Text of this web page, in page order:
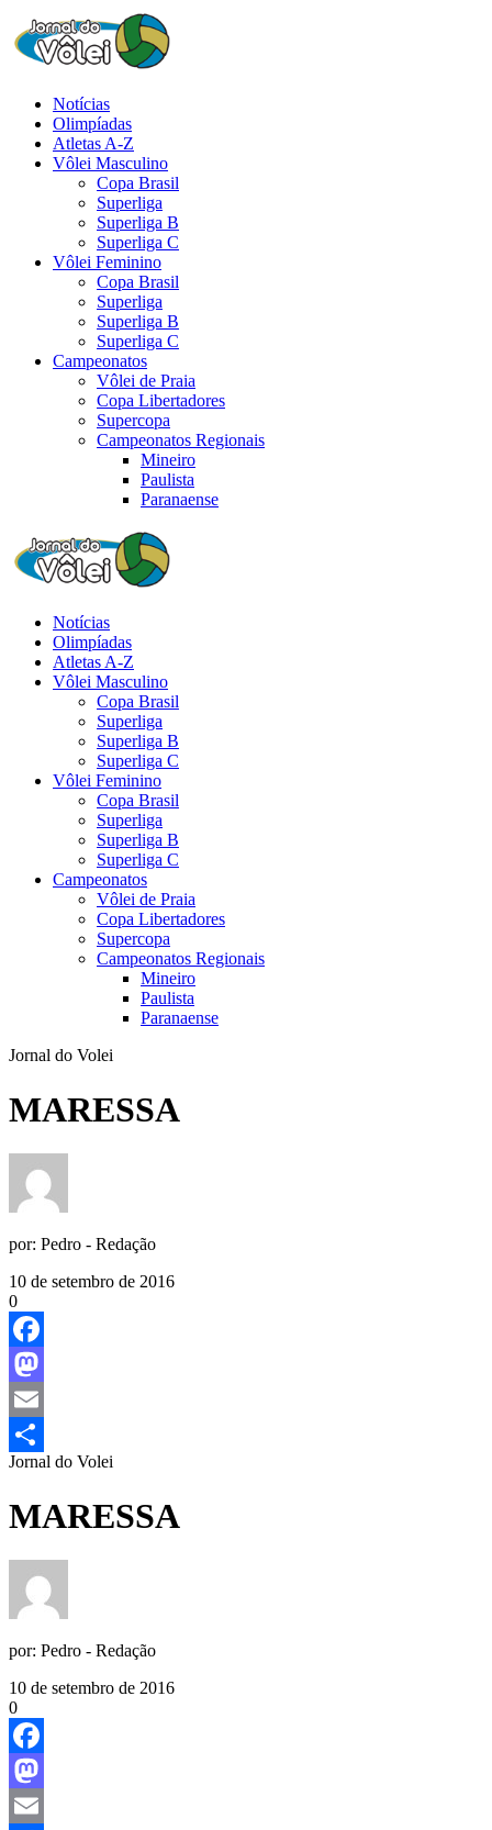
Notícias
Olimpíadas
Atletas A-Z
Vôlei Masculino
Copa Brasil
Superliga
Superliga B
Superliga C
Vôlei Feminino
Copa Brasil
Superliga
Superliga B
Superliga C
Campeonatos
Vôlei de Praia
Copa Libertadores
Supercopa
Campeonatos Regionais
Mineiro
Paulista
Paranaense
Notícias
Olimpíadas
Atletas A-Z
Vôlei Masculino
Copa Brasil
Superliga
Superliga B
Superliga C
Vôlei Feminino
Copa Brasil
Superliga
Superliga B
Superliga C
Campeonatos
Vôlei de Praia
Copa Libertadores
Supercopa
Campeonatos Regionais
Mineiro
Paulista
Paranaense
Jornal do Volei
MARESSA
por: Pedro - Redação
10 de setembro de 2016
0
Facebook
Mastodon
Email
Share
Jornal do Volei
MARESSA
por: Pedro - Redação
10 de setembro de 2016
0
Facebook
Mastodon